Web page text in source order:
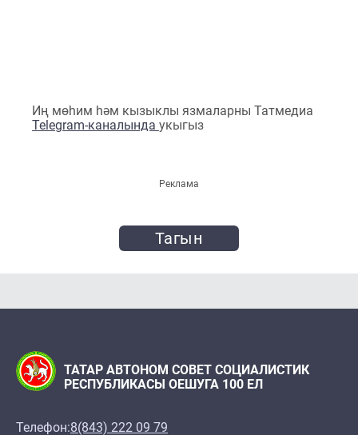
Иң мөһим һәм кызыклы язмаларны Татмедиа
Telegram-каналында укыгыз
Реклама
Тагын
ТАТАР АВТОНОМ СОВЕТ СОЦИАЛИСТИК
РЕСПУБЛИКАСЫ ОЕШУГА 100 ЕЛ
Телефон:8(843) 222 09 79